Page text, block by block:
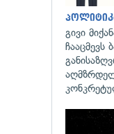
გივი
ჩააცმევს